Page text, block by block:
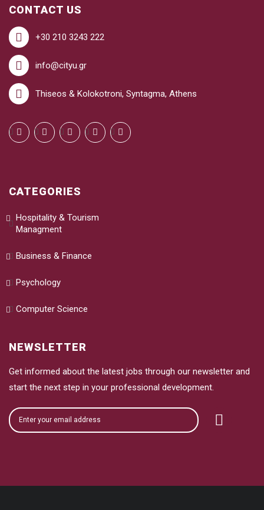
CONTACT US
+30 210 3243 222
info@cityu.gr
Thiseos & Kolokotroni, Syntagma, Athens
CATEGORIES
Hospitality & Tourism
Managment
Business & Finance
Psychology
Computer Science
NEWSLETTER
Get informed about the latest jobs through our newsletter and
start the next step in your professional development.